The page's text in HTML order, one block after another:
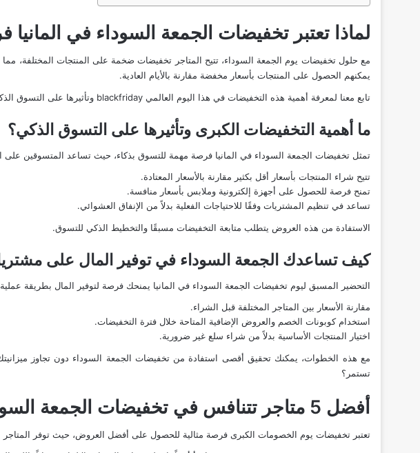
لماذا تعتبر تخفيضات الجمعة السوداء في المانيا
مع حلول تخفيضات يوم الجمعة السوداء، تتيح المتاجر تخفيضات ضخمة على المنتجات المختلفة،
يمكنهم الحصول على المنتجات بأسعار مخفضة مقارنة بالأيام العادية.
تابع معنا لمعرفة أهمية هذه التخفيضات في هذا اليوم العالمي blackfriday وتأثيرها على التسوق
ما أهمية التخفيضات الكبرى وتأثيرها على التسوق الذكي؟
تمثل تخفيضات الجمعة السوداء في المانيا فرصة مهمة للتسوق بذكاء، حيث تساعد المتسوقين
تتيح شراء المنتجات بأسعار أقل بكثير مقارنة بالأسعار المعتادة.
تمنح فرصة للحصول على أجهزة إلكترونية وملابس بأسعار منافسة.
تساعد في تنظيم المشتريات وفقًا للاحتياجات الفعلية بدلاً من الإنفاق العشوائي.
الاستفادة من هذه العروض يتطلب متابعة التخفيضات مسبقًا والتخطيط الذكي للتسوق.
كيف تساعدك الجمعة السوداء في توفير المال على
التحضير المسبق ليوم تخفيضات الجمعة السوداء في المانيا يمنحك فرصة لتوفير المال بطريقة
مقارنة الأسعار بين المتاجر المختلفة قبل الشراء.
استخدام كوبونات الخصم والعروض الإضافية المتاحة خلال فترة التخفيضات.
اختيار المنتجات الأساسية بدلاً من شراء سلع غير ضرورية.
مع هذه الخطوات، يمكنك تحقيق أقصى استفادة من تخفيضات الجمعة السوداء دون تجاوز
تستمر؟
أفضل 5 متاجر تتنافس في تخفيضات الجمعة السوداء في المانيا
تعتبر تخفيضات يوم الخصومات الكبرى فرصة مثالية للحصول على أفضل العروض، حيث توفر